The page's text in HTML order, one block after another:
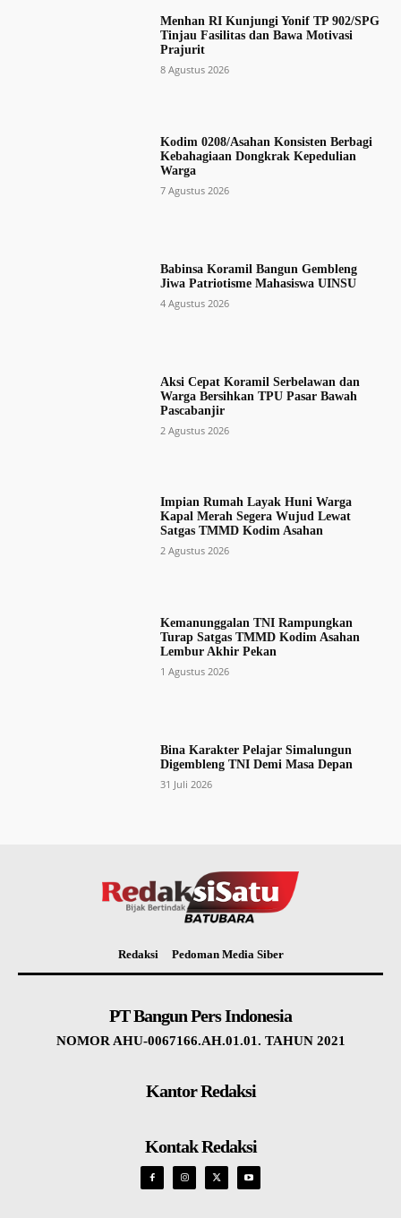
Menhan RI Kunjungi Yonif TP 902/SPG
Tinjau Fasilitas dan Bawa Motivasi
Prajurit
8 Agustus 2026
Kodim 0208/Asahan Konsisten Berbagi
Kebahagiaan Dongkrak Kepedulian
Warga
7 Agustus 2026
Babinsa Koramil Bangun Gembleng
Jiwa Patriotisme Mahasiswa UINSU
4 Agustus 2026
Aksi Cepat Koramil Serbelawan dan
Warga Bersihkan TPU Pasar Bawah
Pascabanjir
2 Agustus 2026
Impian Rumah Layak Huni Warga
Kapal Merah Segera Wujud Lewat
Satgas TMMD Kodim Asahan
2 Agustus 2026
Kemanunggalan TNI Rampungkan
Turap Satgas TMMD Kodim Asahan
Lembur Akhir Pekan
1 Agustus 2026
Bina Karakter Pelajar Simalungun
Digembleng TNI Demi Masa Depan
31 Juli 2026
Redaksi Pedoman Media Siber
PT Bangun Pers Indonesia
NOMOR AHU-0067166.AH.01.01. TAHUN 2021
Kantor Redaksi
Kontak Redaksi